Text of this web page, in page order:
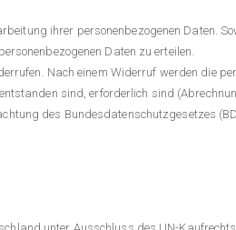
ihrer personenbezogenen Daten.
Daten zu erteilen.
Nach einem Widerruf werden die
sind, erforderlich sind
des Bundesdatenschutzgesetzes